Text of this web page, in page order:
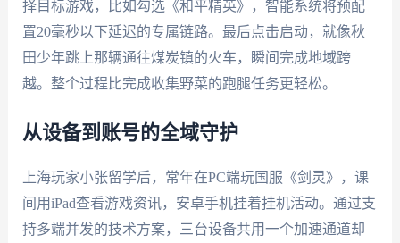
择目标游戏，比如勾选《和平精英》，智能系统将预配
置20毫秒以下延迟的专属链路。最后点击启动，就像秋
田少年跳上那辆通往煤炭镇的火车，瞬间完成地域跨
越。整个过程比完成收集野菜的跑腿任务更轻松。
从设备到账号的全域守护
上海玩家小张留学后，常年在PC端玩国服《剑灵》，课
间用iPad查看游戏资讯，安卓手机挂着挂机活动。通过支
持多端并发的技术方案，三台设备共用一个加速通道却